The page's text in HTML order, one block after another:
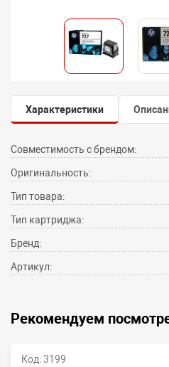
Характеристики
Совместимость с брендом:
Оригинальность:
Тип товара:
Тип картриджа:
Бренд:
Артикул:
Рекомендуем
Код: 3199